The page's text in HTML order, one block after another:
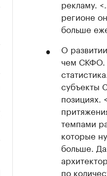
рекламу.
регионе
больше
О
чем СКФО.
субъекты
позициях.
темпами
которые
больше.
по